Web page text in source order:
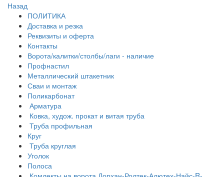
Назад
ПОЛИТИКА
Доставка и резка
Реквизиты и оферта
Контакты
Ворота/калитки/столбы/лаги - наличие
Профнастил
Металлический штакетник
Сваи и монтаж
Поликарбонат
Арматура
Ковка, худож. прокат и витая труба
Труба профильная
Круг
Труба круглая
Уголок
Полоса